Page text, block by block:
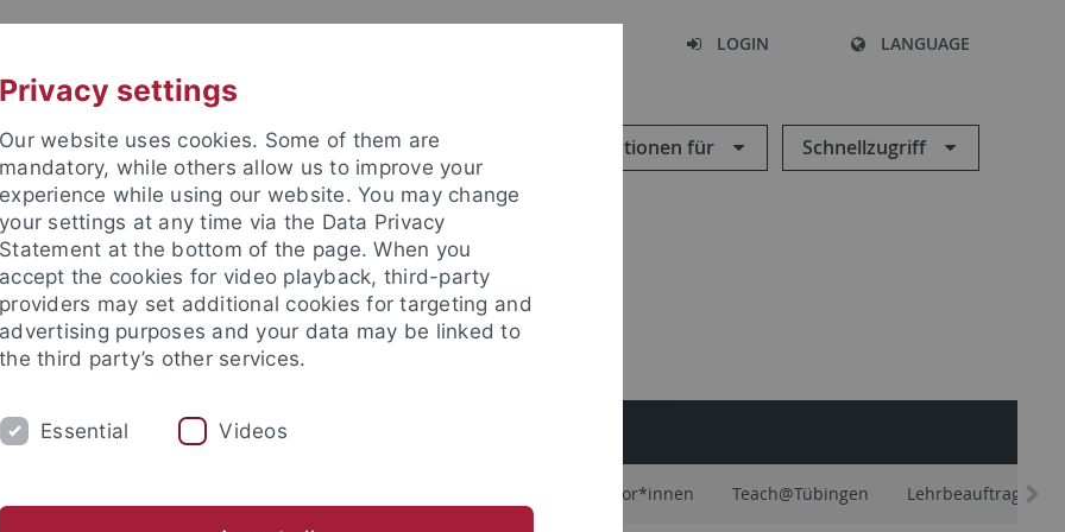
LOGIN LANGUAGE
Informationen für Schnellzugriff
Hilfskräfte und Tutor*innen Teach@Tübingen Lehrbeauftragte
Privacy settings
Our website uses cookies. Some of them are
mandatory, while others allow us to improve your
experience while using our website. You may change
your settings at any time via the Data Privacy
Statement at the bottom of the page. When you
accept the cookies for video playback, third-party
providers may set additional cookies for targeting and
advertising purposes and your data may be linked to
the third party’s other services.
Essential Videos